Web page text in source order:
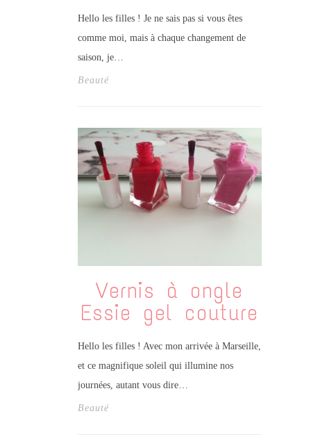
Hello les filles ! Je ne sais pas si vous êtes
comme moi, mais à chaque changement de
saison, je…
Beauté
Vernis à ongle
Essie gel couture
Hello les filles ! Avec mon arrivée à Marseille,
et ce magnifique soleil qui illumine nos
journées, autant vous dire…
Beauté